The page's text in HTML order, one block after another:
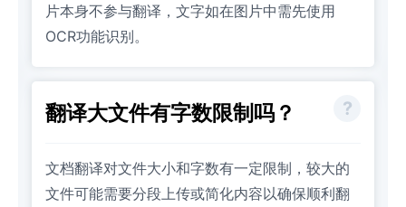
片本身不参与翻译，文字如在图片中需先使用
OCR功能识别。
翻译大文件有字数限制吗？
文档翻译对文件大小和字数有一定限制，较大的
文件可能需要分段上传或简化内容以确保顺利翻